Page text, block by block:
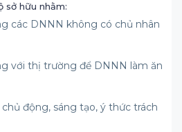
sở hữu nhằm:
các DNNN không có chủ nhân
với thị trường để DNNN làm ăn
động, sáng tạo, ý thức trách